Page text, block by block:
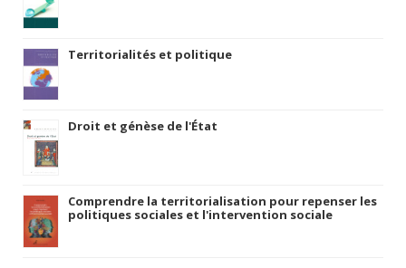
Territorialités et politique
Droit et génèse de l'État
Comprendre la territorialisation pour repenser les
politiques sociales et l'intervention sociale